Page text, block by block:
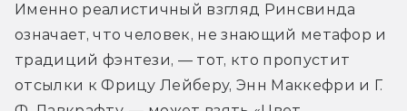
Именно реалистичный взгляд Ринсвинда
означает, что человек, не знающий метафор и
традиций фэнтези, — тот, кто пропустит
отсылки к Фрицу Лейберу, Энн Маккефри и Г.